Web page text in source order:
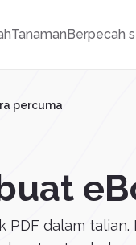
TanamanBerpecah
percuma
dalam